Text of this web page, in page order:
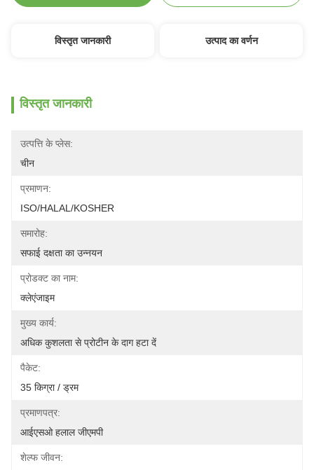
विस्तृत जानकारी उत्पाद का वर्णन
विस्तृत जानकारी
उत्पत्ति के प्लेस:
चीन
प्रमाणन:
ISO/HALAL/KOSHER
समारोह:
सफाई दक्षता का उन्नयन
प्रोडक्ट का नाम:
क्लेएंजाइम
मुख्य कार्य:
अधिक कुशलता से प्रोटीन के दाग हटा दें
पैकेट:
35 किग्रा / ड्रम
प्रमाणपत्र:
आईएसओ हलाल जीएमपी
शेल्फ जीवन: